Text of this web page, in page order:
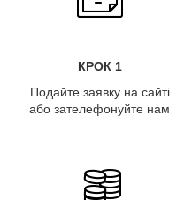
КРОК 1
Подайте заявку на сайті
або зателефонуйте нам